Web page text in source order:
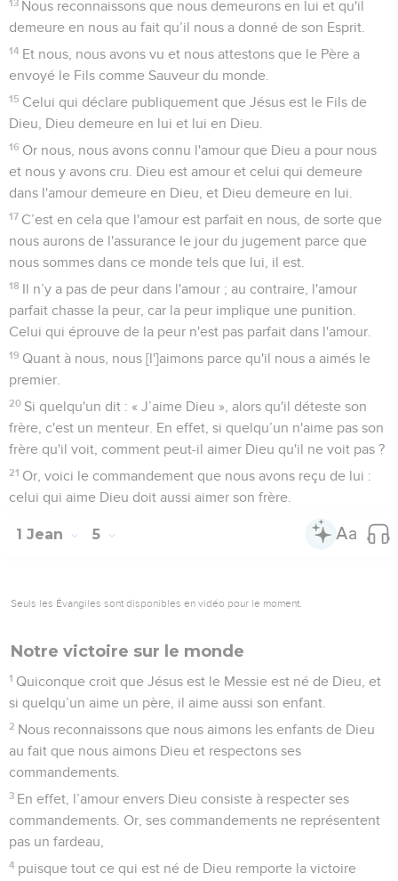
13 Nous reconnaissons que nous demeurons en lui et qu'il
demeure en nous au fait qu’il nous a donné de son Esprit.
14 Et nous, nous avons vu et nous attestons que le Père a
envoyé le Fils comme Sauveur du monde.
15 Celui qui déclare publiquement que Jésus est le Fils de
Dieu, Dieu demeure en lui et lui en Dieu.
16 Or nous, nous avons connu l'amour que Dieu a pour nous
et nous y avons cru. Dieu est amour et celui qui demeure
dans l'amour demeure en Dieu, et Dieu demeure en lui.
17 C’est en cela que l'amour est parfait en nous, de sorte que
nous aurons de l'assurance le jour du jugement parce que
nous sommes dans ce monde tels que lui, il est.
18 Il n’y a pas de peur dans l'amour ; au contraire, l'amour
parfait chasse la peur, car la peur implique une punition.
Celui qui éprouve de la peur n'est pas parfait dans l'amour.
19 Quant à nous, nous [l']aimons parce qu'il nous a aimés le
premier.
20 Si quelqu'un dit : « J’aime Dieu », alors qu'il déteste son
frère, c'est un menteur. En effet, si quelqu’un n'aime pas son
frère qu'il voit, comment peut-il aimer Dieu qu'il ne voit pas ?
21 Or, voici le commandement que nous avons reçu de lui :
celui qui aime Dieu doit aussi aimer son frère.
1 Jean 5
Seuls les Évangiles sont disponibles en vidéo pour le moment.
Notre victoire sur le monde
1 Quiconque croit que Jésus est le Messie est né de Dieu, et
si quelqu’un aime un père, il aime aussi son enfant.
2 Nous reconnaissons que nous aimons les enfants de Dieu
au fait que nous aimons Dieu et respectons ses
commandements.
3 En effet, l’amour envers Dieu consiste à respecter ses
commandements. Or, ses commandements ne représentent
pas un fardeau,
4 puisque tout ce qui est né de Dieu remporte la victoire